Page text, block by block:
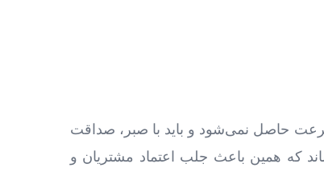
حاصل نمی‌شود و باید با صبر، صداقت
که همین باعث جلب اعتماد مشتریان و